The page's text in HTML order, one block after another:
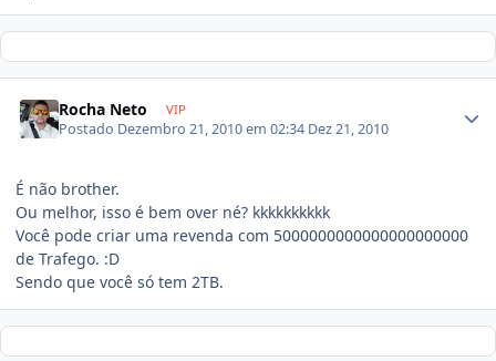
Rocha Neto VIP
Postado Dezembro 21, 2010 em 02:34 Dez 21, 2010
É não brother.
Ou melhor, isso é bem over né? kkkkkkkkkk
Você pode criar uma revenda com 5000000000000000000000
de Trafego. :D
Sendo que você só tem 2TB.